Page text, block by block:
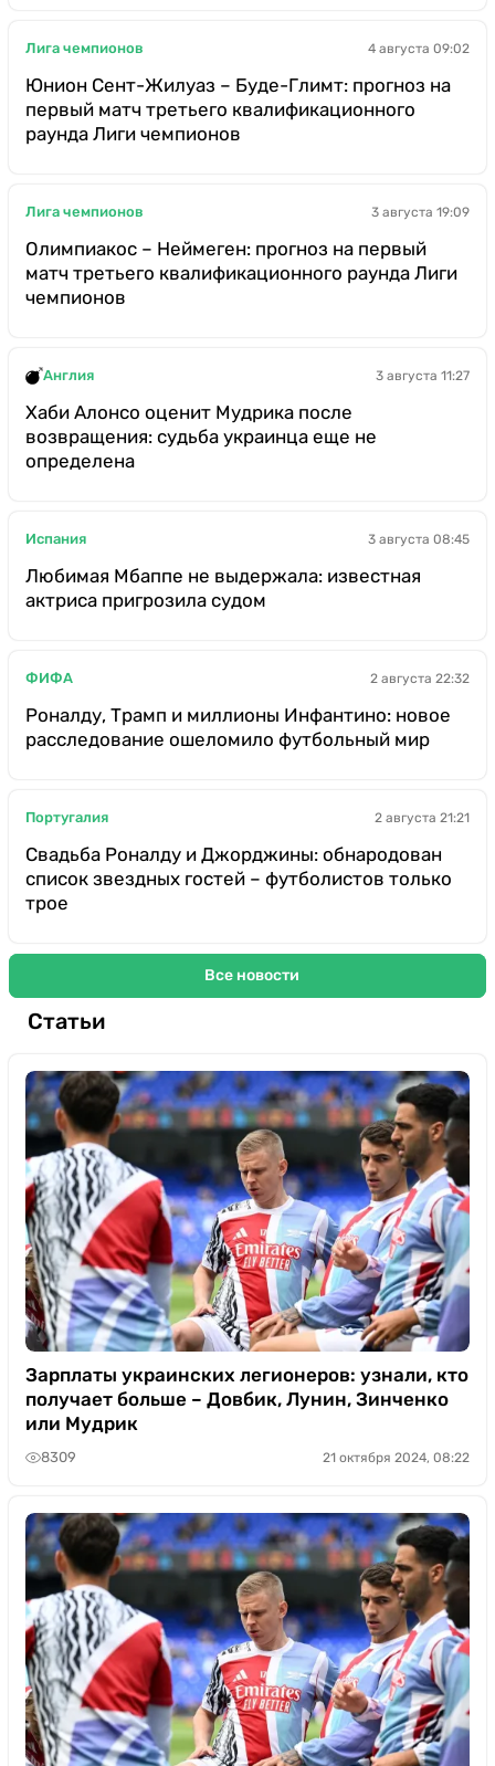
Лига чемпионов 4 августа 09:02
Юнион Сент-Жилуаз – Буде-Глимт: прогноз на
первый матч третьего квалификационного
раунда Лиги чемпионов
Лига чемпионов 3 августа 19:09
Олимпиакос – Неймеген: прогноз на первый
матч третьего квалификационного раунда Лиги
чемпионов
Англия 3 августа 11:27
Хаби Алонсо оценит Мудрика после
возвращения: судьба украинца еще не
определена
Испания 3 августа 08:45
Любимая Мбаппе не выдержала: известная
актриса пригрозила судом
ФИФА 2 августа 22:32
Роналду, Трамп и миллионы Инфантино: новое
расследование ошеломило футбольный мир
Португалия 2 августа 21:21
Свадьба Роналду и Джорджины: обнародован
список звездных гостей – футболистов только
трое
Все новости
Статьи
Зарплаты украинских легионеров: узнали, кто
получает больше – Довбик, Лунин, Зинченко
или Мудрик
8309 21 октября 2024, 08:22